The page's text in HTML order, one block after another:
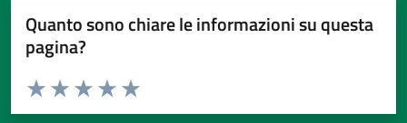
Quanto sono chiare le informazioni su questa
pagina?
Valuta da 1 a 5 stelle la pagina
Valuta 5 stelle su 5
Valuta 4 stelle su 5
Valuta 3 stelle su 5
Valuta 2 stelle su 5
Valuta 1 stelle su 5